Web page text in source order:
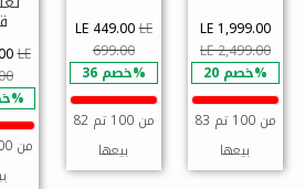
LE 1,999.00
LE 2,499.00
خصم 20%
83 من 100 تم
بيعها
LE 449.00LE
699.00
خصم 36%
82 من 100 تم
بيعها
LE
خصم 17%